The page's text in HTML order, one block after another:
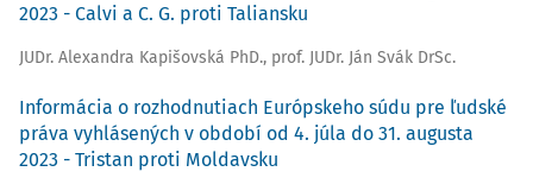
2023 - Calvi a C. G. proti Taliansku
JUDr. Alexandra Kapišovská PhD., prof. JUDr. Ján Svák DrSc.
Informácia o rozhodnutiach Európskeho súdu pre ľudské
práva vyhlásených v období od 4. júla do 31. augusta
2023 - Tristan proti Moldavsku